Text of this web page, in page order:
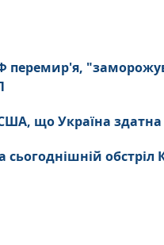
перемир'я,
що Україна
сьогоднішній обстріл